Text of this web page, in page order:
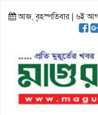
আজ, বৃহস্পতিবার | ৬ই